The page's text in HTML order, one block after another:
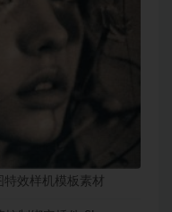
效样机模板素材